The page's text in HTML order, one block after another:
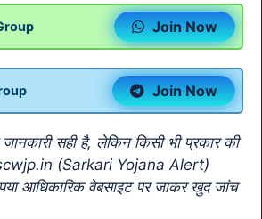
er
ai
l
p
y
Li
n
k
o
gl
e
Tr
a
n
sl
Join Now
Join Now
सही है, लेकिन किसी भी प्रकार की
(Sarkari Yojana Alert)
आधिकारिक वेबसाइट पर जाकर खुद जांच